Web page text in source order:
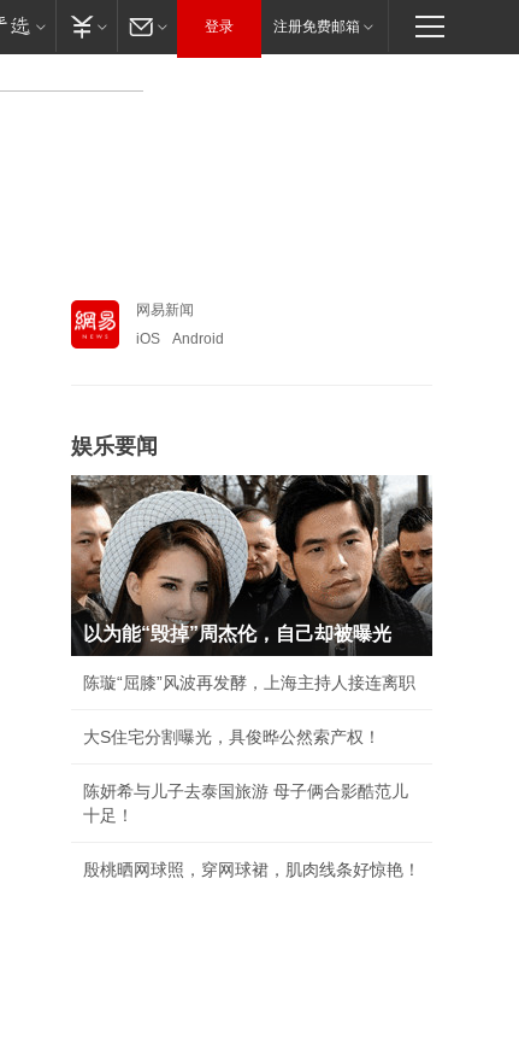
登录 注册免费邮箱
网易新闻
iOS
Android
娱乐要闻
以为能“毁掉”周杰伦，自己却被曝光
陈璇“屈膝”风波再发酵，上海主持人接连离职
大S住宅分割曝光，具俊晔公然索产权！
陈妍希与儿子去泰国旅游 母子俩合影酷范儿
十足！
殷桃晒网球照，穿网球裙，肌肉线条好惊艳！